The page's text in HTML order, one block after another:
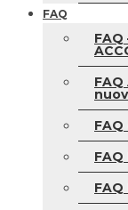
FAQ
FAQ
FAQ